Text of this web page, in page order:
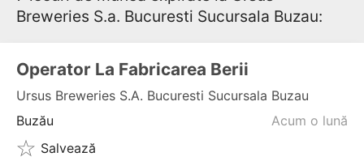
Breweries S.a. Bucuresti Sucursala Buzau:
Operator La Fabricarea Berii
Ursus Breweries S.a. Bucuresti Sucursala Buzau
Acum o lună
Buzău
Salvează